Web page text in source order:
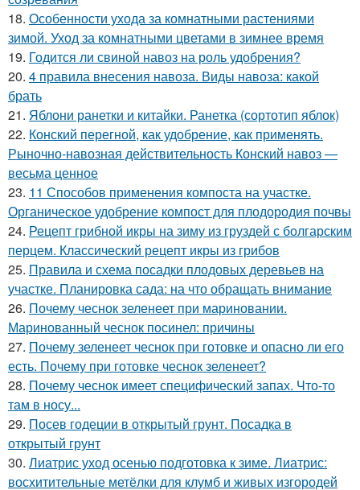
18. Особенности ухода за комнатными растениями
зимой. Уход за комнатными цветами в зимнее время
19. Годится ли свиной навоз на роль удобрения?
20. 4 правила внесения навоза. Виды навоза: какой
брать
21. Яблони ранетки и китайки. Ранетка (сортотип яблок)
22. Конский перегной, как удобрение, как применять.
Рыночно-навозная действительность Конский навоз —
весьма ценное
23. 11 Способов применения компоста на участке.
Органическое удобрение компост для плодородия почвы
24. Рецепт грибной икры на зиму из груздей с болгарским
перцем. Классический рецепт икры из грибов
25. Правила и схема посадки плодовых деревьев на
участке. Планировка сада: на что обращать внимание
26. Почему чеснок зеленеет при мариновании.
Маринованный чеснок посинел: причины
27. Почему зеленеет чеснок при готовке и опасно ли его
есть. Почему при готовке чеснок зеленеет?
28. Почему чеснок имеет специфический запах. Что-то
там в носу...
29. Посев годеции в открытый грунт. Посадка в
открытый грунт
30. Лиатрис уход осенью подготовка к зиме. Лиатрис:
восхитительные метёлки для клумб и живых изгородей